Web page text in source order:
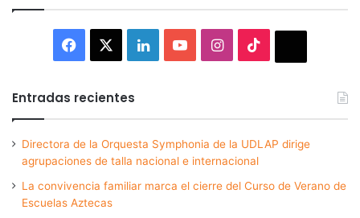
Facebook LinkedInYouTubeInstagram
Entradas recientes
Directora de la Orquesta Symphonia de la UDLAP dirige
agrupaciones de talla nacional e internacional
La convivencia familiar marca el cierre del Curso de Verano de
Escuelas Aztecas